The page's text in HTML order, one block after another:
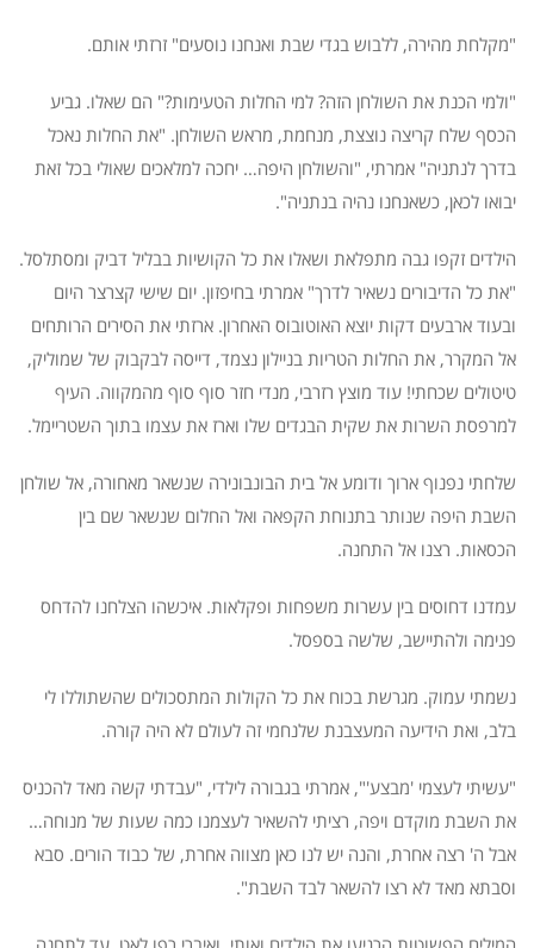
"מקלחת מהירה, ללבוש בגדי שבת ואנחנו נוסעים" זרזתי אותם.
"ולמי הכנת את השולחן הזה? למי החלות הטעימות?" הם שאלו. גביע
הכסף שלח קריצה נוצצת, מנחמת, מראש השולחן. "את החלות נאכל
בדרך לנתניה" אמרתי, "והשולחן היפה… יחכה למלאכים שאולי בכל זאת
יבואו לכאן, כשאנחנו נהיה בנתניה".
הילדים זקפו גבה מתפלאת ושאלו את כל הקושיות בבליל דביק ומסתלסל.
"את כל הדיבורים נשאיר לדרך" אמרתי בחיפזון. יום שישי קצרצר היום
ובעוד ארבעים דקות יוצא האוטובוס האחרון. ארזתי את הסירים הרותחים
אל המקרר, את החלות הטריות בניילון נצמד, דייסה לבקבוק של שמוליק,
טיטולים שכחתי! עוד מוצץ רזרבי, מנדי חזר סוף סוף מהמקווה. העיף
למרפסת השרות את שקית הבגדים שלו וארז את עצמו בתוך השטריימל.
שלחתי נפנוף ארוך ודומע אל בית הבונבונירה שנשאר מאחורה, אל שולחן
השבת היפה שנותר בתנוחת הקפאה ואל החלום שנשאר שם בין
הכסאות. רצנו אל התחנה.
עמדנו דחוסים בין עשרות משפחות ופקלאות. איכשהו הצלחנו להדחס
פנימה ולהתיישב, שלשה בספסל.
נשמתי עמוק. מגרשת בכוח את כל הקולות המתסכולים שהשתוללו לי
בלב, ואת הידיעה המעצבנת שלנחמי זה לעולם לא היה קורה.
"עשיתי לעצמי 'מבצע'", אמרתי בגבורה לילדי, "עבדתי קשה מאד להכניס
את השבת מוקדם ויפה, רציתי להשאיר לעצמנו כמה שעות של מנוחה…
אבל ה' רצה אחרת, והנה יש לנו כאן מצווה אחרת, של כבוד הורים. סבא
וסבתא מאד לא רצו להשאר לבד השבת".